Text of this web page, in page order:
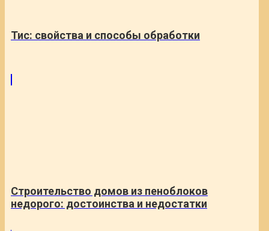
Тис: свойства и способы обработки
Строительство домов из пеноблоков
недорого: достоинства и недостатки